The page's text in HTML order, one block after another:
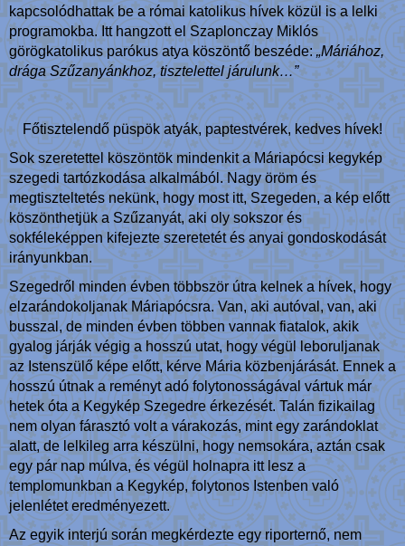
kapcsolódhattak be a római katolikus hívek közül is a lelki
programokba. Itt hangzott el Szaplonczay Miklós
görögkatolikus parókus atya köszöntő beszéde:„Máriához,
drága Szűzanyánkhoz, tisztelettel járulunk…”
Főtisztelendő püspök atyák, paptestvérek, kedves hívek!
Sok szeretettel köszöntök mindenkit a Máriapócsi kegykép
szegedi tartózkodása alkalmából. Nagy öröm és
megtiszteltetés nekünk, hogy most itt, Szegeden, a kép előtt
köszönthetjük a Szűzanyát, aki oly sokszor és
sokféleképpen kifejezte szeretetét és anyai gondoskodását
irányunkban.
Szegedről minden évben többször útra kelnek a hívek, hogy
elzarándokoljanak Máriapócsra. Van, aki autóval, van, aki
busszal, de minden évben többen vannak fiatalok, akik
gyalog járják végig a hosszú utat, hogy végül leboruljanak
az Istenszülő képe előtt, kérve Mária közbenjárását. Ennek a
hosszú útnak a reményt adó folytonosságával vártuk már
hetek óta a Kegykép Szegedre érkezését. Talán fizikailag
nem olyan fárasztó volt a várakozás, mint egy zarándoklat
alatt, de lelkileg arra készülni, hogy nemsokára, aztán csak
egy pár nap múlva, és végül holnapra itt lesz a
templomunkban a Kegykép, folytonos Istenben való
jelenlétet eredményezett.
Az egyik interjú során megkérdezte egy riporternő, nem